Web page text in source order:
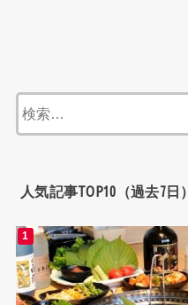
人気記事TOP10（過去7日）